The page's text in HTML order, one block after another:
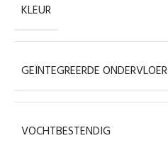
KLEUR
GEÏNTEGREERDE ONDERVLOER
VOCHTBESTENDIG